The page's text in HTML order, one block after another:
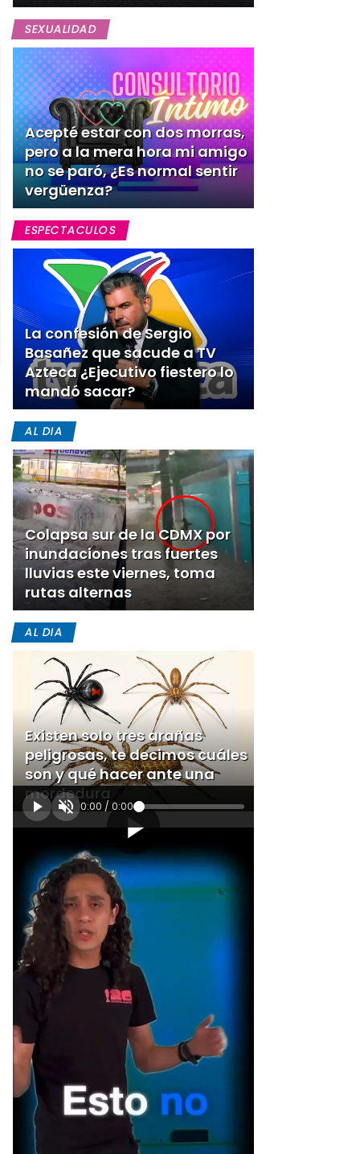
SEXUALIDAD
Acepté estar con dos morras,
pero a la mera hora mi amigo
no se paró, ¿Es normal sentir
vergüenza?
ESPECTACULOS
La confesión de Sergio
Basañez que sacude a TV
Azteca ¿Ejecutivo fiestero lo
mandó sacar?
AL DIA
Colapsa sur de la CDMX por
inundaciones tras fuertes
lluvias este viernes, toma
rutas alternas
AL DIA
Existen solo tres arañas
peligrosas, te decimos cuáles
son y qué hacer ante una
mordedura
0:00 / 0:00
[Publicidad]